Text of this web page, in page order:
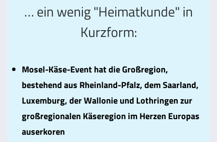
… ein wenig "Heimatkunde" in
Kurzform:
Mosel-Käse-Event hat die Großregion,
bestehend aus Rheinland-Pfalz, dem Saarland,
Luxemburg, der Wallonie und Lothringen zur
großregionalen Käseregion im Herzen Europas
auserkoren